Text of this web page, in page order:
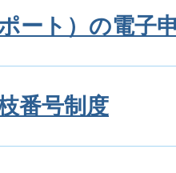
ート）の電子
番号制度